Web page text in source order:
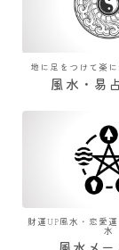
地に足をつけて楽
風水・易
財運UP風水・恋愛
水